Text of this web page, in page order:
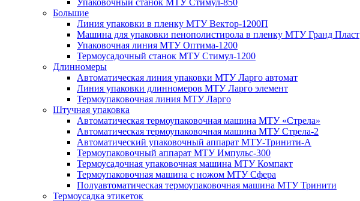
Упаковочный станок МТУ Стимул-850
Большие
Линия упаковки в пленку МТУ Вектор-1200П
Машина для упаковки пенополистирола в пленку МТУ Гранд Пласт
Упаковочная линия МТУ Оптима-1200
Термоусадочный станок МТУ Стимул-1200
Длинномеры
Автоматическая линия упаковки МТУ Ларго автомат
Линия упаковки длинномеров МТУ Ларго элемент
Термоупаковочная линия МТУ Ларго
Штучная упаковка
Автоматическая термоупаковочная машина МТУ «Стрела»
Автоматическая термоупаковочная машина МТУ Стрела-2
Автоматический упаковочный аппарат МТУ-Тринити-А
Термоупаковочный аппарат МТУ Импульс-300
Термоусадочная упаковочная машина МТУ Компакт
Термоупаковочная машина с ножом МТУ Сфера
Полуавтоматическая термоупаковочная машина МТУ Тринити
Термоусадка этикеток